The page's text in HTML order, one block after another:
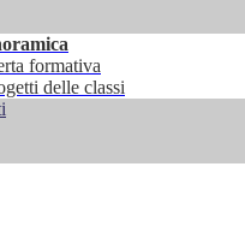
formativa
delle classi